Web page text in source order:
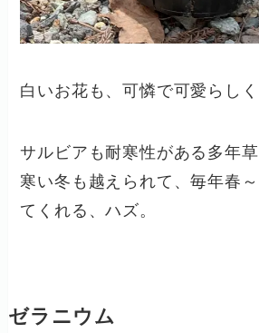
白いお花も、可憐で可愛らしく
サルビアも耐寒性がある多年
寒い冬も越えられて、毎年春
てくれる、ハズ。
ゼラニウム